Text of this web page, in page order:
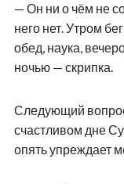
— Он ни о чём не
него нет. Утром
обед, наука,
ночью — скрипка.
Следующий
счастливом дне
опять упреждает